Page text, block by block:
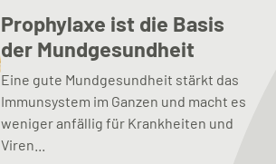
Prophylaxe ist die Basis
der Mundgesundheit
Eine gute Mundgesundheit stärkt das
Immunsystem im Ganzen und macht es
weniger anfällig für Krankheiten und
Viren...